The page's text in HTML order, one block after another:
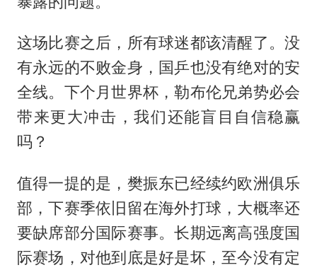
这场比赛之后，所有球迷都该清醒了。没
有永远的不败金身，国乒也没有绝对的安
全线。下个月世界杯，勒布伦兄弟势必会
带来更大冲击，我们还能盲目自信稳赢
吗？
值得一提的是，樊振东已经续约欧洲俱乐
部，下赛季依旧留在海外打球，大概率还
要缺席部分国际赛事。长期远离高强度国
际赛场，对他到底是好是坏，至今没有定